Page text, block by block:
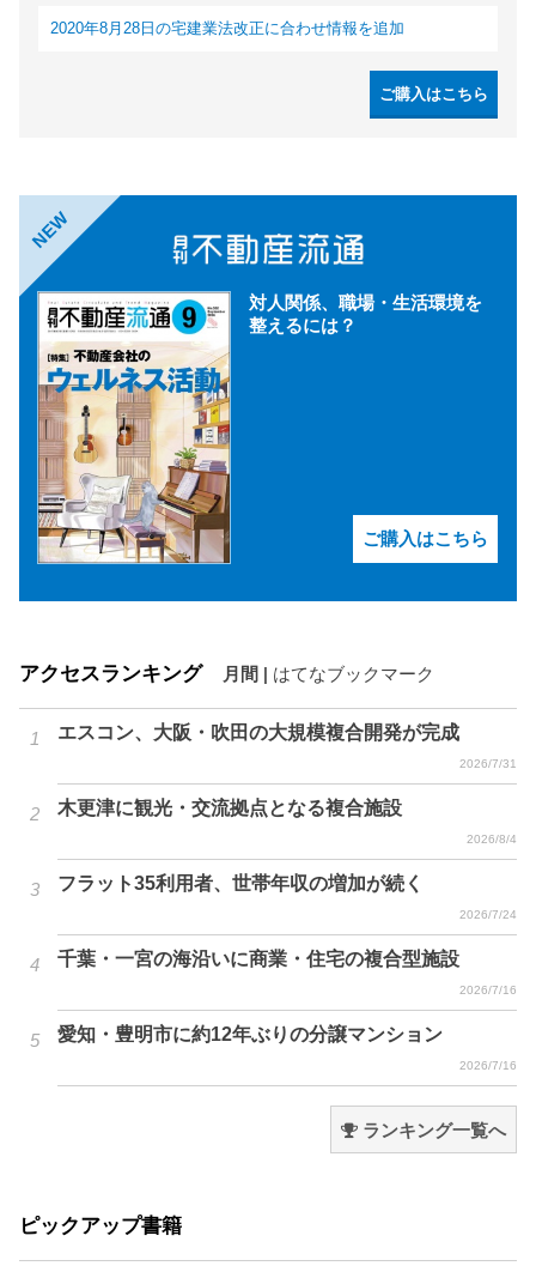
2020年8月28日の宅建業法改正に合わせ情報を追加
ご購入はこちら
NEW
対人関係、職場・生活環境を
整えるには？
ご購入はこちら
アクセスランキング 月間 はてなブックマーク
エスコン、大阪・吹田の大規模複合開発が完成
2026/7/31
木更津に観光・交流拠点となる複合施設
2026/8/4
フラット35利用者、世帯年収の増加が続く
2026/7/24
千葉・一宮の海沿いに商業・住宅の複合型施設
2026/7/16
愛知・豊明市に約12年ぶりの分譲マンション
2026/7/16
ランキング一覧へ
ピックアップ書籍